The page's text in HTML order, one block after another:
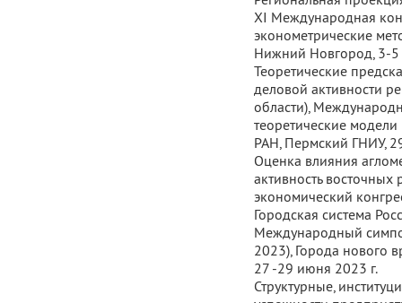
XI Международная
эконометрические
Нижний Новгород, 3-5
Теоретические
деловой активности
области),
теоретические
РАН, Пермский ГНИУ,
Оценка влияния
активность
экономический
Городская система
Международный
2023), Города нового
27 -29 июня 2023 г.
Структурные,